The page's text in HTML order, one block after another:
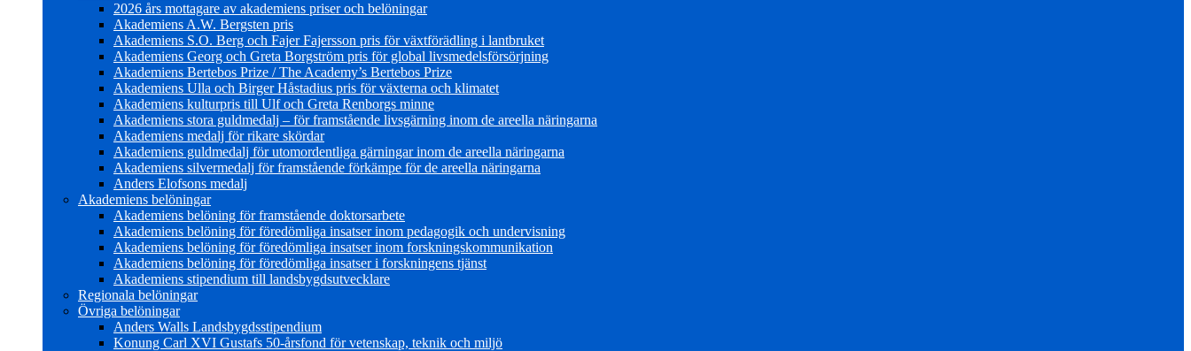
2026 års mottagare av akademiens priser och belöningar
Akademiens A.W. Bergsten pris
Akademiens S.O. Berg och Fajer Fajersson pris för växtförädling i lantbruket
Akademiens Georg och Greta Borgström pris för global livsmedelsförsörjning
Akademiens Bertebos Prize / The Academy’s Bertebos Prize
Akademiens Ulla och Birger Håstadius pris för växterna och klimatet
Akademiens kulturpris till Ulf och Greta Renborgs minne
Akademiens stora guldmedalj – för framstående livsgärning inom de areella näringarna
Akademiens medalj för rikare skördar
Akademiens guldmedalj för utomordentliga gärningar inom de areella näringarna
Akademiens silvermedalj för framstående förkämpe för de areella näringarna
Anders Elofsons medalj
Akademiens belöningar
Akademiens belöning för framstående doktorsarbete
Akademiens belöning för föredömliga insatser inom pedagogik och undervisning
Akademiens belöning för föredömliga insatser inom forskningskommunikation
Akademiens belöning för föredömliga insatser i forskningens tjänst
Akademiens stipendium till landsbygdsutvecklare
Regionala belöningar
Övriga belöningar
Anders Walls Landsbygdsstipendium
Konung Carl XVI Gustafs 50-årsfond för vetenskap, teknik och miljö